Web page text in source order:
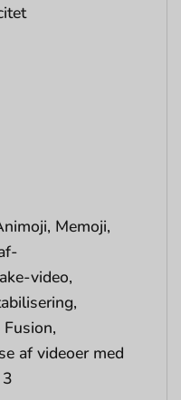
Memoji,
video,
af videoer med